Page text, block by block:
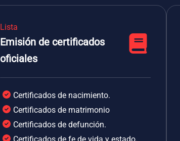
Lista
Emisión de certificados
oficiales
Certificados de nacimiento.
Certificados de matrimonio
Certificados de defunción.
Certificados de fe de vida y estado.